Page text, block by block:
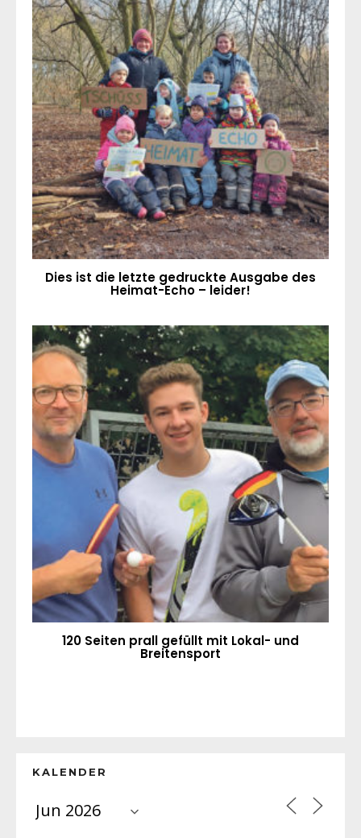
Dies ist die letzte gedruckte Ausgabe des
Heimat-Echo – leider!
120 Seiten prall gefüllt mit Lokal- und
Breitensport
KALENDER